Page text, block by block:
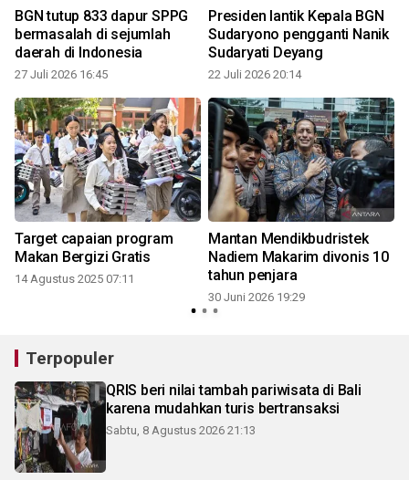
BGN tutup 833 dapur SPPG
bermasalah di sejumlah
daerah di Indonesia
27 Juli 2026 16:45
Presiden lantik Kepala BGN
Sudaryono pengganti Nanik
Sudaryati Deyang
22 Juli 2026 20:14
Target capaian program
Makan Bergizi Gratis
14 Agustus 2025 07:11
Mantan Mendikbudristek
Nadiem Makarim divonis 10
tahun penjara
30 Juni 2026 19:29
Terpopuler
QRIS beri nilai tambah pariwisata di Bali
karena mudahkan turis bertransaksi
Sabtu, 8 Agustus 2026 21:13